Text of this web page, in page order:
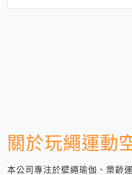
關於玩繩運動
本公司專注於壁繩瑜伽、樂齡